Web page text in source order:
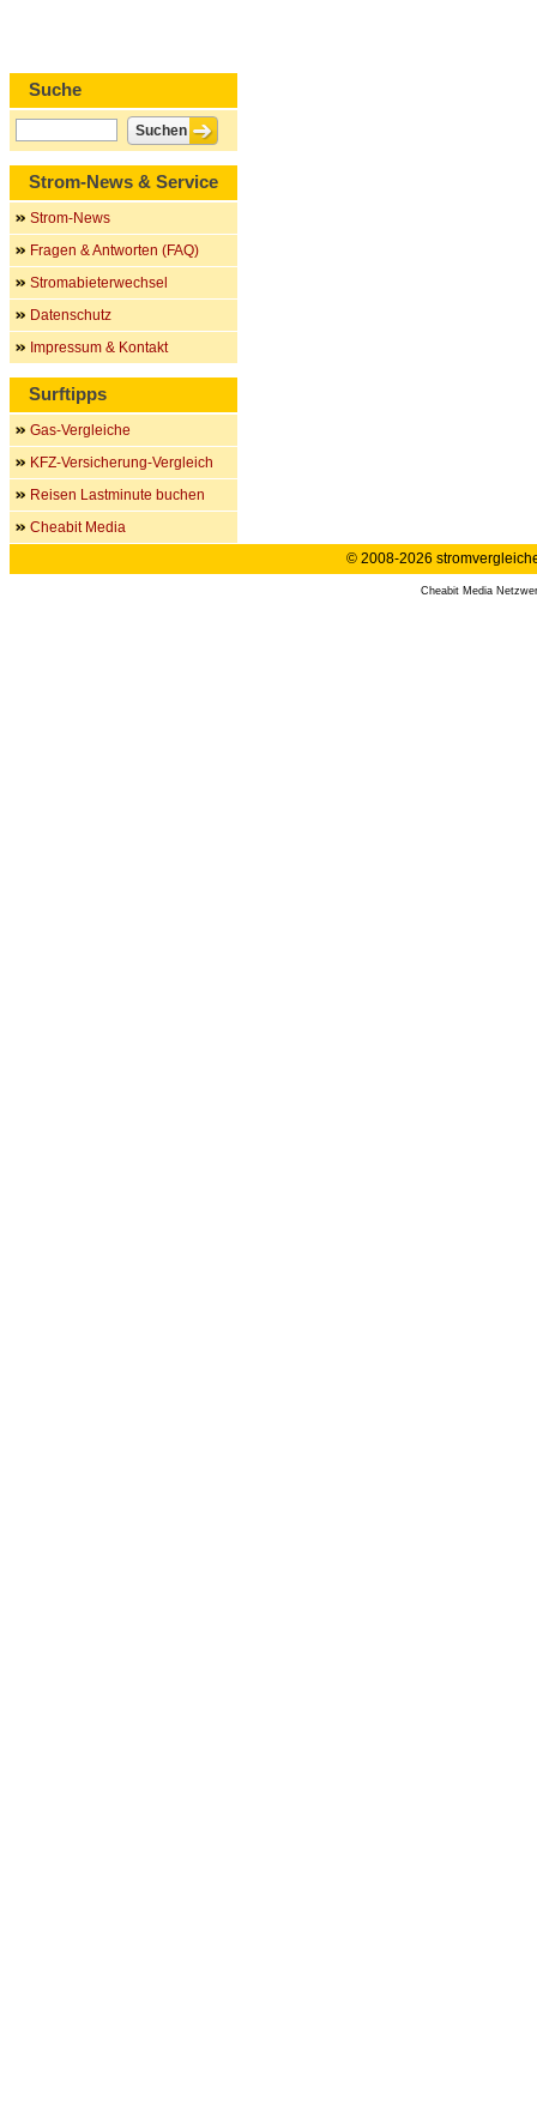
Suche
Strom-News & Service
Strom-News
Fragen & Antworten (FAQ)
Stromabieterwechsel
Datenschutz
Impressum & Kontakt
Surftipps
Gas-Vergleiche
KFZ-Versicherung-Vergleich
Reisen Lastminute buchen
Cheabit Media
© 2008-2026
Cheabit Media